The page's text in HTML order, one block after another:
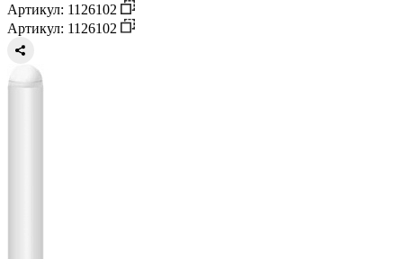
Артикул: 1126102
Артикул: 1126102